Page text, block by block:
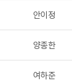
안이정
양종한
여하준